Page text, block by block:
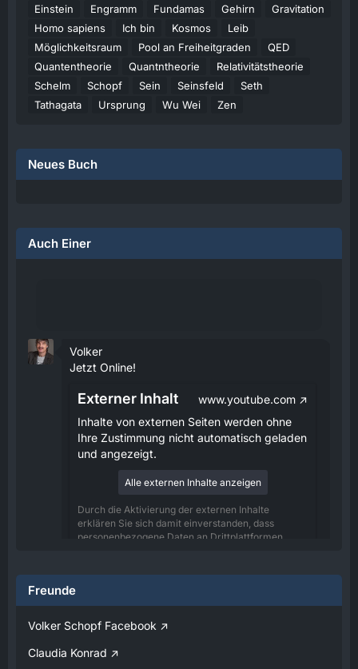
Einstein
Engramm Fundamas Gehirn
Gravitation
Homo sapiens
Ich bin Kosmos
Leib
Möglichkeitsraum
Pool an Freiheitgraden
QED
Quantentheorie
Quantntheorie
Relativitätstheorie
Schelm
Schopf Sein Seinsfeld
Seth
Tathagata
Ursprung Wu Wei Zen
Neues Buch
Auch Einer
Volker
Jetzt Online!
Externer Inhalt
www.youtube.com
Inhalte von externen Seiten werden ohne
Ihre Zustimmung nicht automatisch geladen
und angezeigt.
Alle externen Inhalte anzeigen
Durch die Aktivierung der externen Inhalte
erklären Sie sich damit einverstanden, dass
personenbezogene Daten an Drittplattformen
Verfügung gestellt.
08:25
Jetzt Online!
Freunde
Volker Schopf Facebook
Claudia Konrad